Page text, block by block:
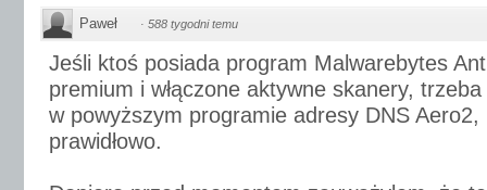
Paweł · 588 tygodni temu
Jeśli ktoś posiada program Malwarebytes
premium i włączone aktywne skanery,
w powyższym programie adresy DNS Aero2,
prawidłowo.